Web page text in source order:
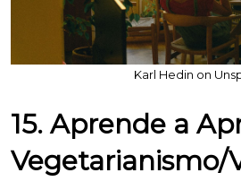
Karl Hedin on
15. Aprende a
Vegetarianismo/